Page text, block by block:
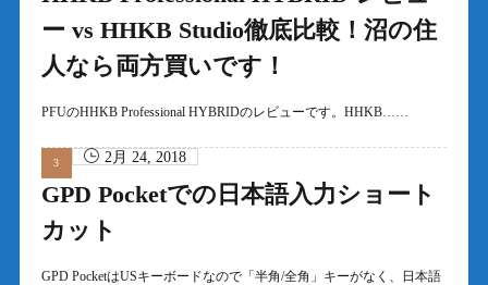
ー vs HHKB Studio徹底比較！沼の住
人なら両方買いです！
PFUのHHKB Professional HYBRIDのレビューです。HHKB……
2月 24, 2018
GPD Pocketでの日本語入力ショート
カット
GPD PocketはUSキーボードなので「半角/全角」キーがなく、日本語